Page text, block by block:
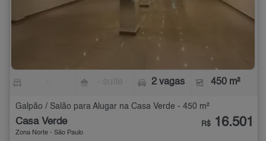
2 vagas 450 m²
Galpão / Salão para Alugar na Casa Verde - 450 m²
Casa Verde
Zona Norte - São Paulo
R$ 16.501